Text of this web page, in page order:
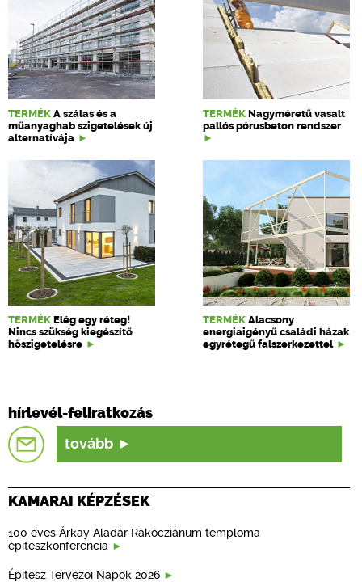
TERMÉK A szálas és a
műanyaghab szigetelések új
alternatívája
TERMÉK Nagyméretű vasalt
pallós pórusbeton rendszer
TERMÉK Elég egy réteg!
Nincs szükség kiegészítő
hőszigetelésre
TERMÉK Alacsony
energiaigényű családi házak
egyrétegű falszerkezettel
hírlevél-feliratkozás
tovább
KAMARAI KÉPZÉSEK
100 éves Árkay Aladár Rákócziánum temploma
építészkonferencia
Építész Tervezői Napok 2026